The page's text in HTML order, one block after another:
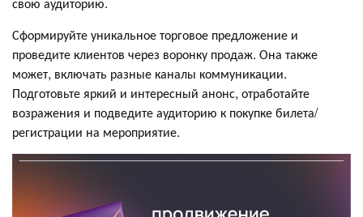
Сформируйте уникальное торговое предложение и
проведите клиентов через воронку продаж. Она также
может, включать разные каналы коммуникации.
Подготовьте яркий и интересный анонс, отработайте
возражения и подведите аудиторию к покупке билета/
регистрации на мероприятие.